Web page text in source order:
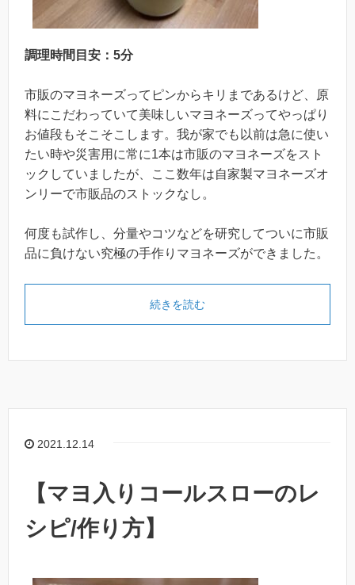
調理時間目安：5分
市販のマヨネーズってピンからキリまであるけど、原
料にこだわっていて美味しいマヨネーズってやっぱり
お値段もそこそこします。我が家でも以前は急に使い
たい時や災害用に常に1本は市販のマヨネーズをスト
ックしていましたが、ここ数年は自家製マヨネーズオ
ンリーで市販品のストックなし。
何度も試作し、分量やコツなどを研究してついに市販
品に負けない究極の手作りマヨネーズができました。
続きを読む
2021.12.14
【マヨ入りコールスローのレ
シピ/作り方】